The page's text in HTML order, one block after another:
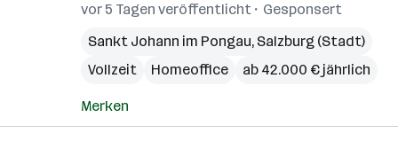
vor 5 Tagen veröffentlicht
Gesponsert
Sankt Johann im Pongau, Salzburg (Stadt)
Vollzeit
Homeoffice ab 42.000 € jährlich
Merken